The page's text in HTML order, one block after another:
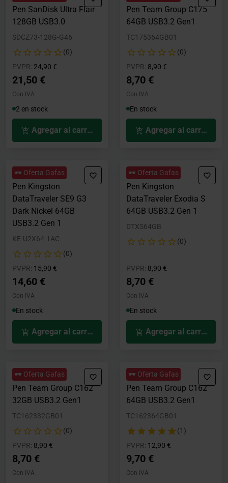
Pen SanDisk Ultra Flair
128GB USB3.0
SDCZ73-128G-G46
(0)
PVPR: Precio rebajado desde
24,90 €
21,50 €
Con IVA
2 en stock
Agregar al carrito
Pen Team Group C175
64GB USB3.2 Gen1
TC175364GB01
(0)
PVPR: Precio rebajado desde
8,90 €
8,70 €
Con IVA
En stock
Agregar al carrito
🕶️ Oferta Gafas
Pen Kingston
DataTraveler SE9 G3
Dark Nickel 64GB
USB3.2 Gen 1
KE-U2X64-1AC
(0)
PVPR: Precio rebajado desde
15,90 €
14,60 €
Con IVA
En stock
Agregar al carrito
🕶️ Oferta Gafas
Pen Kingston
DataTraveler Exodia S
64GB USB3.2 Gen 1
DTXS64GB
(0)
PVPR: Precio rebajado desde
8,90 €
8,70 €
Con IVA
En stock
Agregar al carrito
🕶️ Oferta Gafas
Pen Team Group C162
32GB USB3.2 Gen1
TC162332GB01
(0)
PVPR: Precio rebajado desde
8,90 €
8,70 €
Con IVA
🕶️ Oferta Gafas
Pen Team Group C162
64GB USB3.2 Gen1
TC162364GB01
(1)
PVPR: Precio rebajado desde
12,90 €
9,70 €
Con IVA